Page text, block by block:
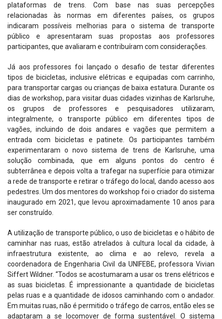
plataformas de trens. Com base nas suas percepções
relacionadas às normas em diferentes países, os grupos
indicaram possíveis melhorias para o sistema de transporte
público e apresentaram suas propostas aos professores
participantes, que avaliaram e contribuíram com considerações.
Já aos professores foi lançado o desafio de testar diferentes
tipos de bicicletas, inclusive elétricas e equipadas com carrinho,
para transportar cargas ou crianças de baixa estatura. Durante os
dias de workshop, para visitar duas cidades vizinhas de Karlsruhe,
os grupos de professores e pesquisadores utilizaram,
integralmente, o transporte público em diferentes tipos de
vagões, incluindo de dois andares e vagões que permitem a
entrada com bicicletas e patinete. Os participantes também
experimentaram o novo sistema de trens de Karlsruhe, uma
solução combinada, que em alguns pontos do centro é
subterrânea e depois volta a trafegar na superfície para otimizar
a rede de transporte e retirar o tráfego do local, dando acesso aos
pedestres. Um dos mentores do workshop foi o criador do sistema
inaugurado em 2021, que levou aproximadamente 10 anos para
ser construído.
A utilização de transporte público, o uso de bicicletas e o hábito de
caminhar nas ruas, estão atrelados à cultura local da cidade, à
infraestrutura existente, ao clima e ao relevo, revela a
coordenadora de Engenharia Civil da UNIFEBE, professora Vivian
Siffert Wildner. “Todos se acostumaram a usar os trens elétricos e
as suas bicicletas. É impressionante a quantidade de bicicletas
pelas ruas e a quantidade de idosos caminhando com o andador.
Em muitas ruas, não é permitido o tráfego de carros, então eles se
adaptaram a se locomover de forma sustentável. O sistema